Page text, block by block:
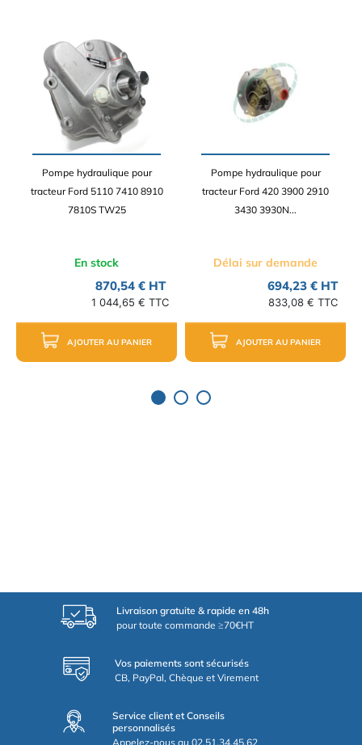
Pompe hydraulique pour
tracteur Ford 5110 7410 8910
7810S TW25
En stock
870,54 € HT
1 044,65 € TTC
AJOUTER AU PANIER
Pompe hydraulique pour
tracteur Ford 420 3900 2910
3430 3930N...
Délai sur demande
694,23 € HT
833,08 € TTC
AJOUTER AU PANIER
Livraison gratuite & rapide en 48h
pour toute commande ≥70€HT
Vos paiements sont sécurisés
CB, PayPal, Chèque et Virement
Service client et Conseils
personnalisés
Appelez-nous au 02.51.34.45.62